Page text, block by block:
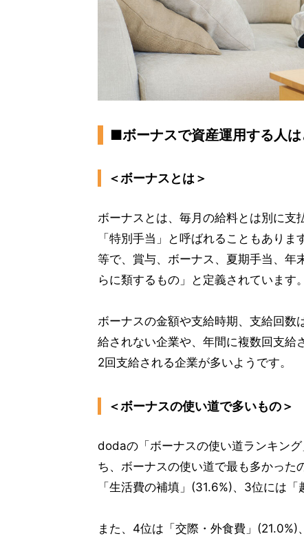
■ボーナスで資産運用する人
＜ボーナスとは＞
ボーナスとは、毎月の給料とは別に支
「特別手当」と呼ばれることもあり
等で、賞与、ボーナス、夏期手当、年
らに類するもの」と定義されています。
ボーナスの金額や支給時期、支給回数
給されない企業や、年間に複数回支給
2回支給される企業が多いようです。
＜ボーナスの使い道で多いもの＞
dodaの「ボーナスの使い道ランキン
ち、ボーナスの使い道で最も多かった
「生活費の補填」(31.6%)、3位には
また、4位は「交際・外食費」